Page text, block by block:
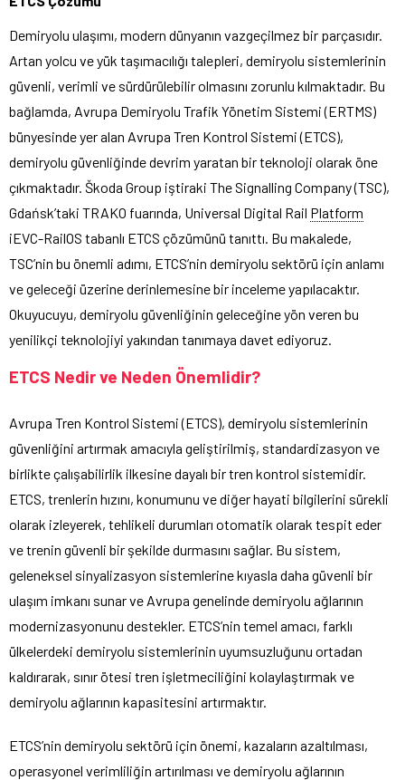
Demiryolu ulaşımı, modern dünyanın vazgeçilmez bir parçasıdır.
Artan yolcu ve yük taşımacılığı talepleri, demiryolu sistemlerinin
güvenli, verimli ve sürdürülebilir olmasını zorunlu kılmaktadır. Bu
bağlamda, Avrupa Demiryolu Trafik Yönetim Sistemi (ERTMS)
bünyesinde yer alan Avrupa Tren Kontrol Sistemi (ETCS),
demiryolu güvenliğinde devrim yaratan bir teknoloji olarak öne
çıkmaktadır. Škoda Group iştiraki The Signalling Company (TSC),
Gdańsk’taki TRAKO fuarında, Universal Digital Rail Platform
iEVC-RailOS tabanlı ETCS çözümünü tanıttı. Bu makalede,
TSC’nin bu önemli adımı, ETCS’nin demiryolu sektörü için anlamı
ve geleceği üzerine derinlemesine bir inceleme yapılacaktır.
Okuyucuyu, demiryolu güvenliğinin geleceğine yön veren bu
yenilikçi teknolojiyi yakından tanımaya davet ediyoruz.
ETCS Nedir ve Neden Önemlidir?
Avrupa Tren Kontrol Sistemi (ETCS), demiryolu sistemlerinin
güvenliğini artırmak amacıyla geliştirilmiş, standardizasyon ve
birlikte çalışabilirlik ilkesine dayalı bir tren kontrol sistemidir.
ETCS, trenlerin hızını, konumunu ve diğer hayati bilgilerini sürekli
olarak izleyerek, tehlikeli durumları otomatik olarak tespit eder
ve trenin güvenli bir şekilde durmasını sağlar. Bu sistem,
geleneksel sinyalizasyon sistemlerine kıyasla daha güvenli bir
ulaşım imkanı sunar ve Avrupa genelinde demiryolu ağlarının
modernizasyonunu destekler. ETCS’nin temel amacı, farklı
ülkelerdeki demiryolu sistemlerinin uyumsuzluğunu ortadan
kaldırarak, sınır ötesi tren işletmeciliğini kolaylaştırmak ve
demiryolu ağlarının kapasitesini artırmaktır.
ETCS’nin demiryolu sektörü için önemi, kazaların azaltılması,
operasyonel verimliliğin artırılması ve demiryolu ağlarının